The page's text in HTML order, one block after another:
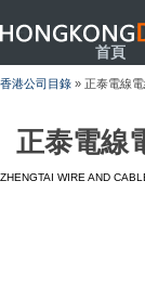
首頁
香港公司目錄 » 正泰電線
正泰電線
ZHENGTAI WIRE AND